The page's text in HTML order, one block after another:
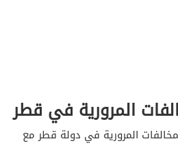
المرورية في قطر
المرورية في دولة قطر مع